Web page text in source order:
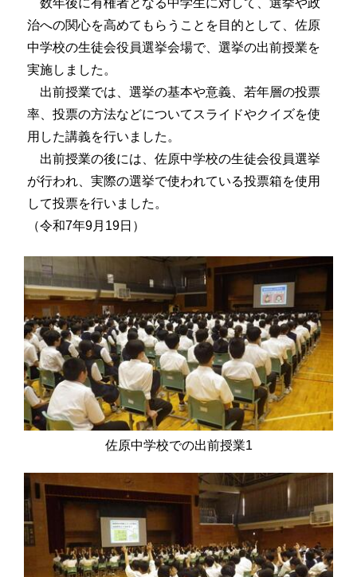
数年後に有権者となる中学生に対して、選挙や政
治への関心を高めてもらうことを目的として、佐原
中学校の生徒会役員選挙会場で、選挙の出前授業を
実施しました。
出前授業では、選挙の基本や意義、若年層の投票
率、投票の方法などについてスライドやクイズを使
用した講義を行いました。
出前授業の後には、佐原中学校の生徒会役員選挙
が行われ、実際の選挙で使われている投票箱を使用
して投票を行いました。
（令和7年9月19日）
佐原中学校での出前授業1